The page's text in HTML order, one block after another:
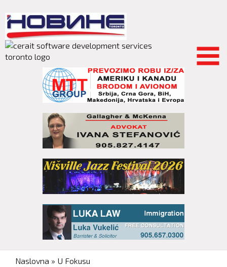
main
content
You are here
Naslovna » U Fokusu